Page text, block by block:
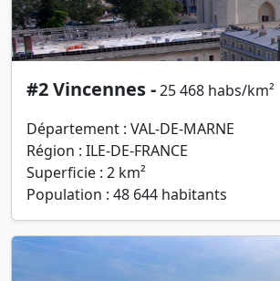
#2 Vincennes -25 468 habs/km²
Département : VAL-DE-MARNE
Région : ILE-DE-FRANCE
Superficie : 2 km²
Population : 48 644 habitants